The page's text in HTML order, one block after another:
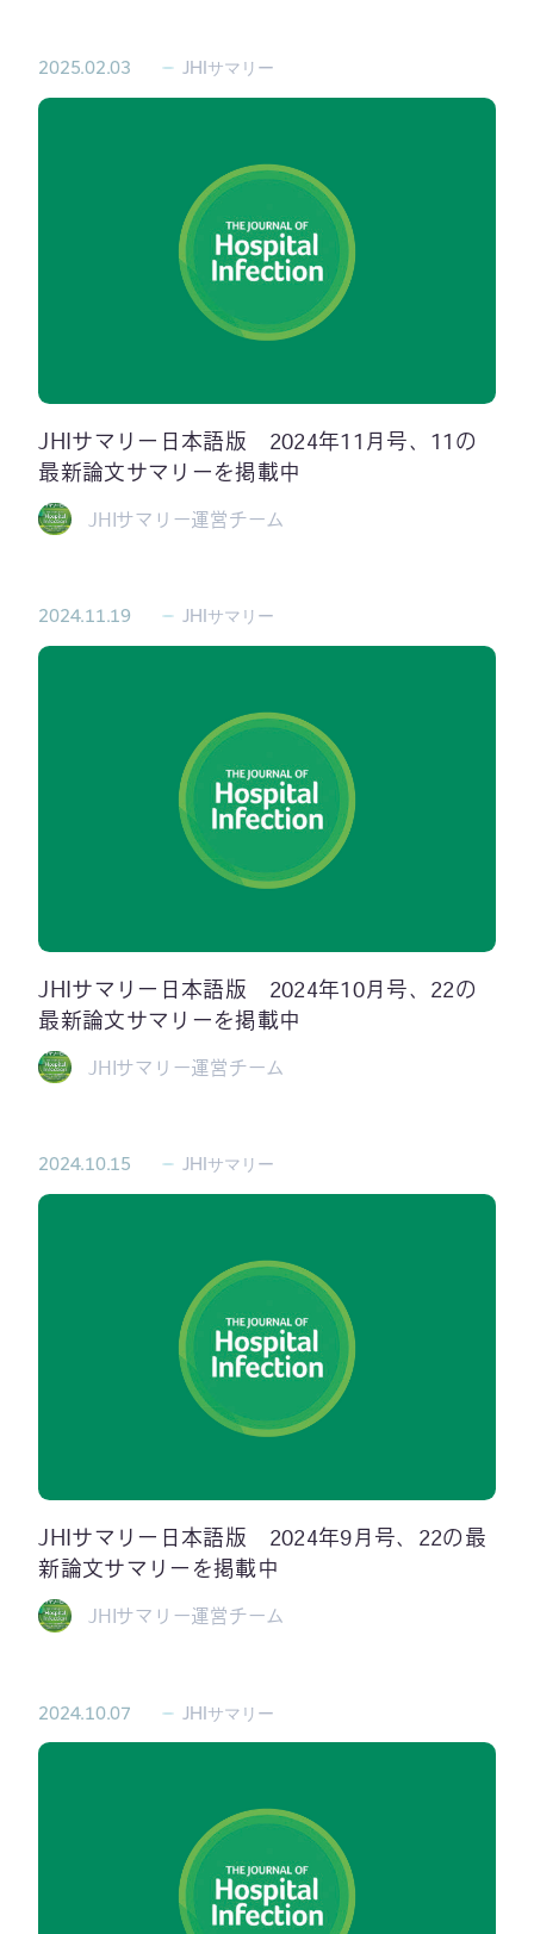
2025.02.03 JHIサマリー
JHIサマリー日本語版 2024年11月号、11の
最新論文サマリーを掲載中
JHIサマリー運営チーム
2024.11.19 JHIサマリー
JHIサマリー日本語版 2024年10月号、22の
最新論文サマリーを掲載中
JHIサマリー運営チーム
2024.10.15 JHIサマリー
JHIサマリー日本語版 2024年9月号、22の最
新論文サマリーを掲載中
JHIサマリー運営チーム
2024.10.07 JHIサマリー